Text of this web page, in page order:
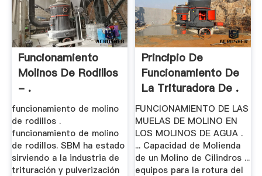
Funcionamiento
Molinos De Rodillos
- .
funcionamiento de molino
de rodillos .
funcionamiento de molino
de rodillos. SBM ha estado
sirviendo a la industria de
trituración y pulverización
Principio De
Funcionamiento De
La Trituradora De .
FUNCIONAMIENTO DE LAS
MUELAS DE MOLINO EN
LOS MOLINOS DE AGUA .
... Capacidad de Molienda
de un Molino de Cilindros ...
equipos para la rotura del